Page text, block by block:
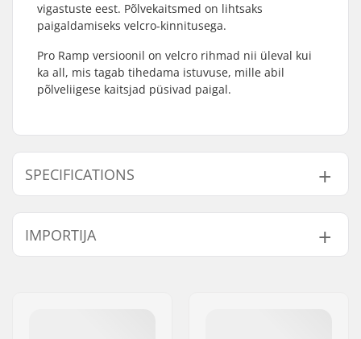
vigastuste eest. Põlvekaitsmed on lihtsaks
paigaldamiseks velcro-kinnitusega.
Pro Ramp versioonil on velcro rihmad nii üleval kui
ka all, mis tagab tihedama istuvuse, mille abil
põlveliigese kaitsjad püsivad paigal.
SPECIFICATIONS
Paigaldussüsteem: Velcro closure
IMPORTIJA